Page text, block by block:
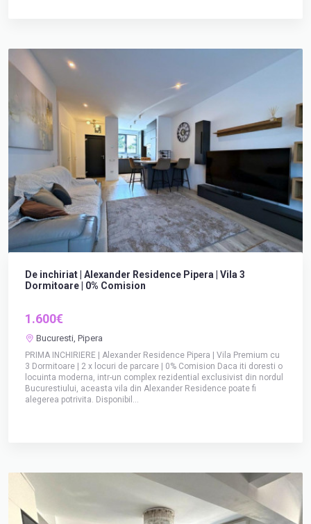
De inchiriat | Alexander Residence Pipera | Vila 3
Dormitoare | 0% Comision
1.600€
Bucuresti, Pipera
PRIMA INCHIRIERE | Alexander Residence Pipera | Vila Premium cu
3 Dormitoare | 2 x locuri de parcare | 0% Comision Daca iti doresti o
locuinta moderna, intr-un complex rezidential exclusivist din nordul
Bucurestiului, aceasta vila din Alexander Residence poate fi
alegerea potrivita. Disponibil...